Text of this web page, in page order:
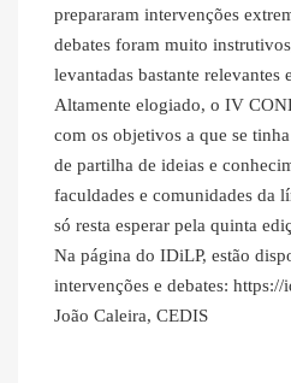
prepararam intervenções
debates foram muito
levantadas bastante relevantes
Altamente elogiado, o IV
com os objetivos a que se
de partilha de ideias e
faculdades e comunidades da
só resta esperar pela quinta
Na página do IDiLP, estão
intervenções e debates:
João Caleira, CEDIS